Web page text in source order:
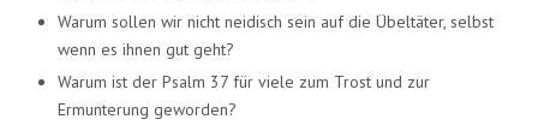
Warum sollen wir nicht neidisch sein auf die Übeltäter, selbst
wenn es ihnen gut geht?
Warum ist der Psalm 37 für viele zum Trost und zur
Ermunterung geworden?